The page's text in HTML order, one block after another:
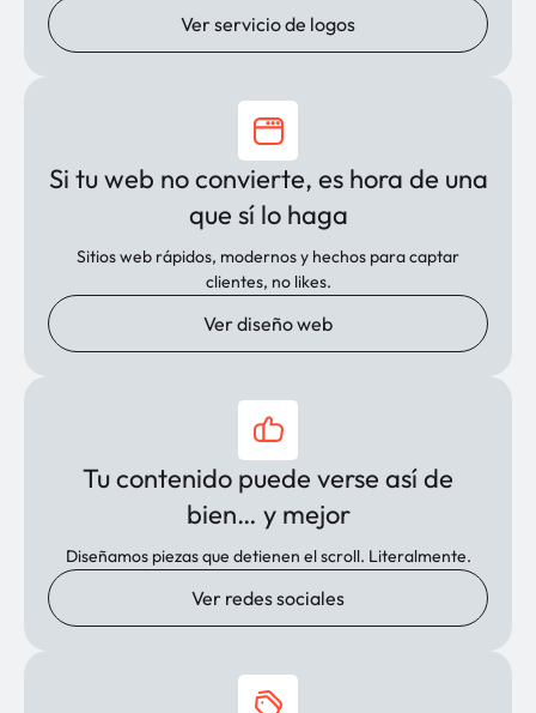
Ver servicio de logos
Si tu web no convierte, es hora de una
que sí lo haga
Sitios web rápidos, modernos y hechos para captar
clientes, no likes.
Ver diseño web
Tu contenido puede verse así de
bien… y mejor
Diseñamos piezas que detienen el scroll. Literalmente.
Ver redes sociales